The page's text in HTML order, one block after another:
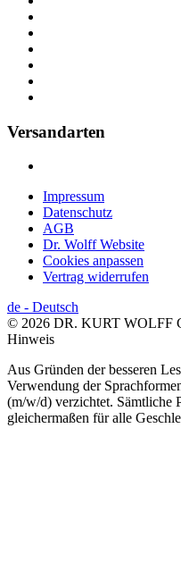
Versandarten
Impressum
Datenschutz
AGB
Dr. Wolff Website
Cookies anpassen
Vertrag widerrufen
de - Deutsch
© 2026 DR. KURT WOLFF
Hinweis
Aus Gründen der besseren
Verwendung der
(m/w/d) verzichtet. Sämtliche
gleichermaßen für alle